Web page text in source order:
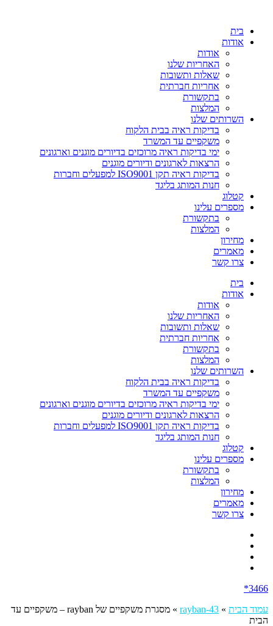
בית
אודות
אודות
האחריות שלנו
שאלות ותשובות
אחריות חברתית
בתקשורת
המלצות
השרותים שלנו
בדיקות ראיה בבית הלקוח
משקפיים עד המשרד
ימי בדיקות ראיה מרוכזים בדיורים מוגנים וארגונים
הרצאות לארגונים ודיורים מוגנים
בדיקות ראיה תקן ISO9001 למפעלים וחברות
חנות המותג בליגד
קטלוג
מספרים עלינו
בתקשורת
המלצות
מחירון
מאמרים
צרו קשר
בית
אודות
אודות
האחריות שלנו
שאלות ותשובות
אחריות חברתית
בתקשורת
המלצות
השרותים שלנו
בדיקות ראיה בבית הלקוח
משקפיים עד המשרד
ימי בדיקות ראיה מרוכזים בדיורים מוגנים וארגונים
הרצאות לארגונים ודיורים מוגנים
בדיקות ראיה תקן ISO9001 למפעלים וחברות
חנות המותג בליגד
קטלוג
מספרים עלינו
בתקשורת
המלצות
מחירון
מאמרים
צרו קשר
3466*
עמוד הבית »
rayban-43
»
מסגרת משקפיים של rayban – משקפיים עד
הבית